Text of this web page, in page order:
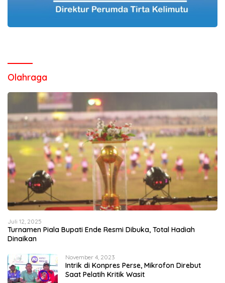
Olahraga
Juli 12, 2025
Turnamen Piala Bupati Ende Resmi Dibuka, Total Hadiah
Dinaikan
November 4, 2023
Intrik di Konpres Perse, Mikrofon Direbut
Saat Pelatih Kritik Wasit